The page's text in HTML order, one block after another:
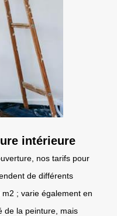
intérieure
nos tarifs pour
de différents
; varie également en
de la peinture, mais